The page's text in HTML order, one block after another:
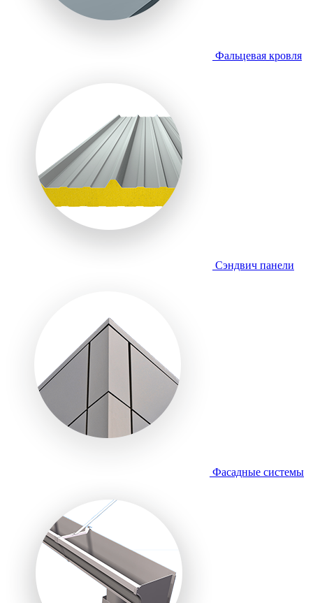
Фальцевая кровля
Сэндвич панели
Фасадные системы